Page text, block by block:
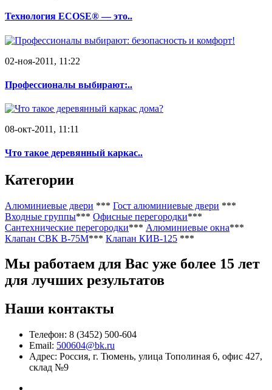
Технология ECOSE® — это..
02-ноя-2011, 11:22
Профессионалы выбирают:..
08-окт-2011, 11:11
Что такое деревянный каркас..
Категории
Алюминиевые двери *** Гост алюминиевые двери ***
Входные группы*** Офисные перегородки***
Сантехнические перегородки*** Алюминиевые окна***
Клапан СВК В-75М*** Клапан КИВ-125 ***
Мы работаем для Вас уже более 15 лет
для лучших результатов
Наши контакты
Телефон: 8 (3452) 500-604
Email: 500604@bk.ru
Адрес: Россия, г. Тюмень, улица Тополиная 6, офис 427,
склад №9